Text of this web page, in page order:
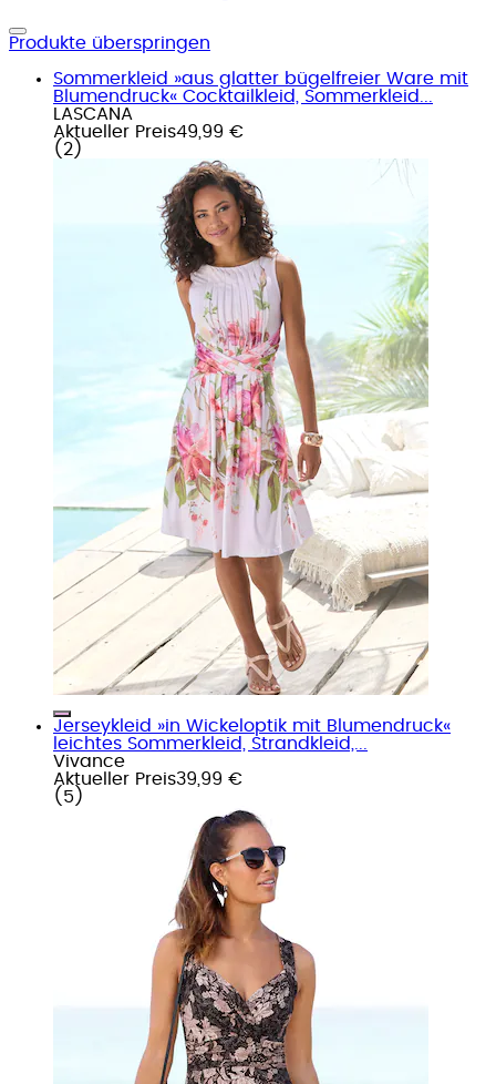
Produkte überspringen
Sommerkleid »aus glatter bügelfreier Ware mit
Blumendruck« Cocktailkleid, Sommerkleid...
LASCANA
Aktueller Preis49,99 €
( 2 )
Jerseykleid »in Wickeloptik mit Blumendruck«
leichtes Sommerkleid, Strandkleid,...
Vivance
Aktueller Preis39,99 €
( 5 )